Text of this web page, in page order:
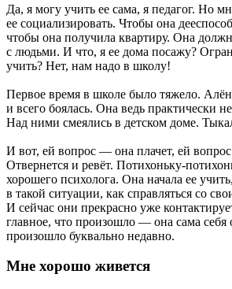
Да, я могу учить ее сама, я педагог. Но
ее социализировать. Чтобы она
чтобы она получила квартиру. Она
с людьми. И что, я ее дома посажу?
учить? Нет, нам надо в школу!
Первое время в школе было тяжело.
и всего боялась. Она ведь практически
Над ними смеялись в детском доме.
И вот, ей вопрос — она плачет, ей
Отвернется и ревёт. Потихоньку-
хорошего психолога. Она начала ее
в такой ситуации, как справляться со
И сейчас они прекрасно уже
главное, что произошло — она сама себя
произошло буквально недавно.
Мне хорошо живется